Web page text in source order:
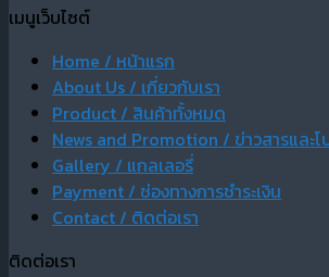
เมนูเว็บไซต์
Home / หน้าแรก
About Us / เกี่ยวกับเรา
Product / สินค้าทั้งหมด
News and Promotion / ข่าวสารและโ
Gallery / แกลเลอรี่
Payment / ช่องทางการชำระเงิน
Contact / ติดต่อเรา
ติดต่อเรา